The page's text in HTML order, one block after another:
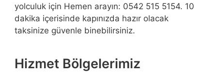
yolculuk için Hemen arayın: 0542 515 5154. 10
dakika içerisinde kapınızda hazır olacak
taksinize güvenle binebilirsiniz.
Hizmet Bölgelerimiz